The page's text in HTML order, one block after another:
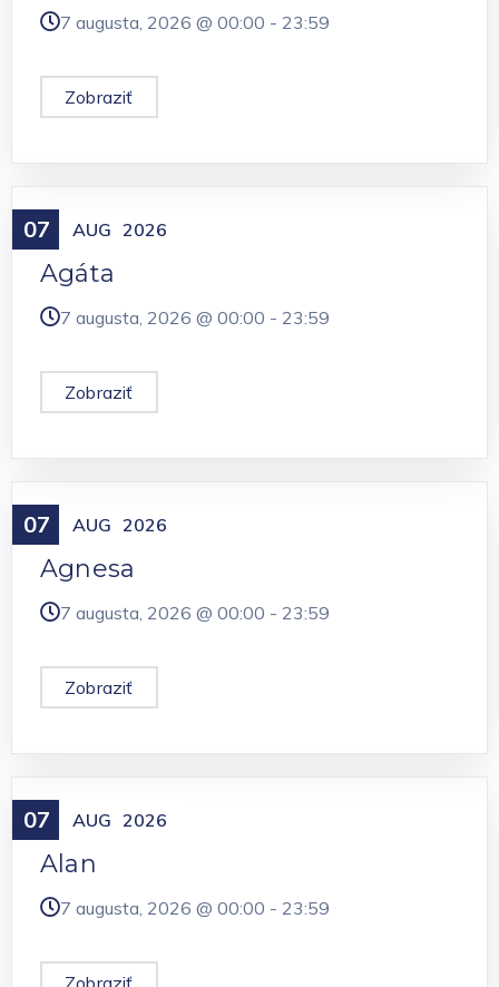
7 augusta, 2026 @ 00:00 - 23:59
Zobraziť
07 AUG 2026
Meniny
Agáta
7 augusta, 2026 @ 00:00 - 23:59
Zobraziť
07 AUG 2026
Meniny
Agnesa
7 augusta, 2026 @ 00:00 - 23:59
Zobraziť
07 AUG 2026
Meniny
Alan
7 augusta, 2026 @ 00:00 - 23:59